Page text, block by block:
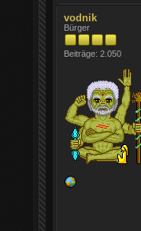
vodnik
Bürger
Beiträge: 2.050